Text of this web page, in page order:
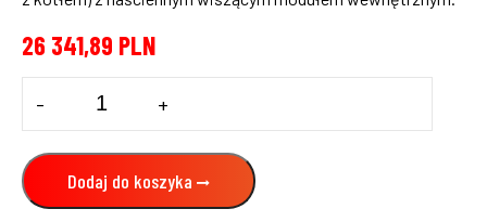
26 341,89 PLN
Powietrzna
pompa
ciepła
COMPRESS
3000
AWS
- +
Dodaj do koszyka